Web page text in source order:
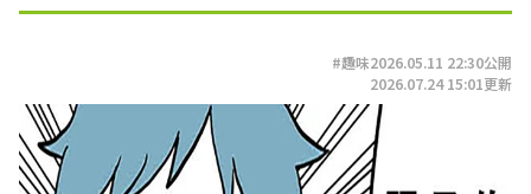
#趣味2026.05.11 22:30公開
2026.07.24 15:01更新